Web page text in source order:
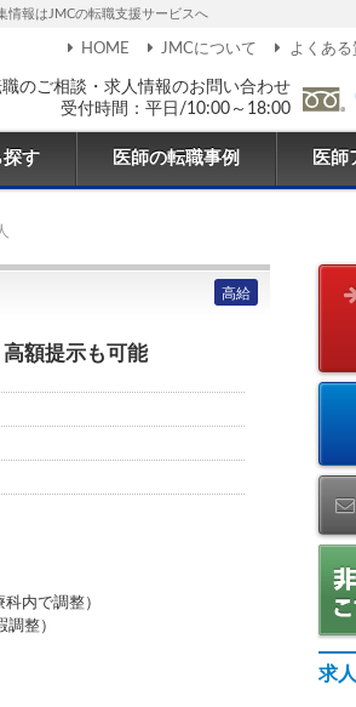
情報はJMCの転職支援サービスへ
のご相談・求人情報のお問い合わせ
受付時間：平日/10:00～18:00
HOME JMCについて よくある
探す 医師の転職事例 医師
高給
額提示も可能
内で調整）
整）
求